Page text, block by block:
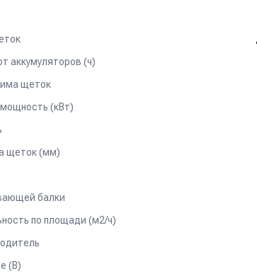
аккумуляторов (ч)
щеток
(кВт)
щеток (мм)
балки
по площади (м2/ч)
(В)